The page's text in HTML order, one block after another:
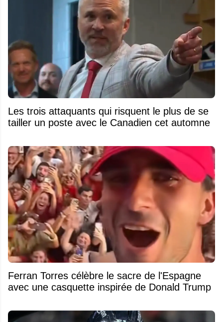
Les trois attaquants qui risquent le plus de se
tailler un poste avec le Canadien cet automne
Ferran Torres célèbre le sacre de l'Espagne
avec une casquette inspirée de Donald Trump